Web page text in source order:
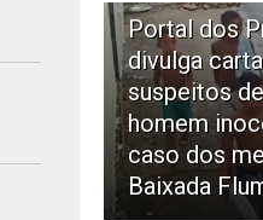
Portal dos
divulga
suspeitos
homem
caso dos
Baixada